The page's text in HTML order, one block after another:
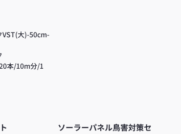
VST(大)-50cm-
本/10m分/1
ソーラーパネル鳥害対策セ